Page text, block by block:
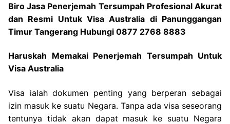
Biro Jasa Penerjemah Tersumpah Profesional Akurat
dan Resmi Untuk Visa Australia di Panunggangan
Timur Tangerang Hubungi 0877 2768 8883
Haruskah Memakai Penerjemah Tersumpah Untuk
Visa Australia
Visa ialah dokumen penting yang berperan sebagai
izin masuk ke suatu Negara. Tanpa ada visa seseorang
tentunya tidak akan dapat masuk ke suatu Negara